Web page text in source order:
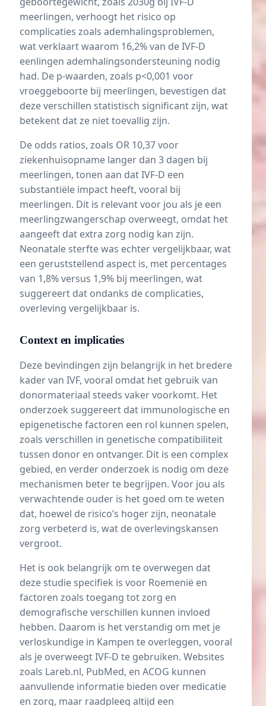
meerlingen, verhoogt het risico op
complicaties zoals ademhalingsproblemen,
wat verklaart waarom 16,2% van de IVF-D
eenlingen ademhalingsondersteuning nodig
had. De p-waarden, zoals p<0,001 voor
vroeggeboorte bij meerlingen, bevestigen dat
deze verschillen statistisch significant zijn, wat
betekent dat ze niet toevallig zijn.
De odds ratios, zoals OR 10,37 voor
ziekenhuisopname langer dan 3 dagen bij
meerlingen, tonen aan dat IVF-D een
substantiële impact heeft, vooral bij
meerlingen. Dit is relevant voor jou als je een
meerlingzwangerschap overweegt, omdat het
aangeeft dat extra zorg nodig kan zijn.
Neonatale sterfte was echter vergelijkbaar, wat
een geruststellend aspect is, met percentages
van 1,8% versus 1,9% bij meerlingen, wat
suggereert dat ondanks de complicaties,
overleving vergelijkbaar is.
Context en implicaties
Deze bevindingen zijn belangrijk in het bredere
kader van IVF, vooral omdat het gebruik van
donormateriaal steeds vaker voorkomt. Het
onderzoek suggereert dat immunologische en
epigenetische factoren een rol kunnen spelen,
zoals verschillen in genetische compatibiliteit
tussen donor en ontvanger. Dit is een complex
gebied, en verder onderzoek is nodig om deze
mechanismen beter te begrijpen. Voor jou als
verwachtende ouder is het goed om te weten
dat, hoewel de risico’s hoger zijn, neonatale
zorg verbeterd is, wat de overlevingskansen
vergroot.
Het is ook belangrijk om te overwegen dat
deze studie specifiek is voor Roemenië en
factoren zoals toegang tot zorg en
demografische verschillen kunnen invloed
hebben. Daarom is het verstandig om met je
verloskundige in Kampen te overleggen, vooral
als je overweegt IVF-D te gebruiken. Websites
zoals Lareb.nl, PubMed, en ACOG kunnen
aanvullende informatie bieden over medicatie
en zorg, maar raadpleeg altijd een